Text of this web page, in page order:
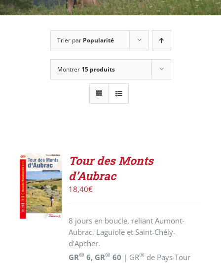
Trier par Popularité
Montrer 15 produits
AJOUTER
AU
PANIER
/
DÉTAILS
Tour des Monts
d’Aubrac
18,40€
8 jours en boucle, reliant Aumont-
Aubrac, Laguiole et Saint-Chély-
d'Apcher.
GR® 6, GR® 60 | GR® de Pays Tour